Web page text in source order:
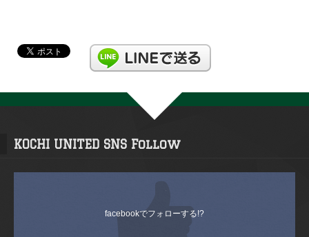
KOCHI UNITED SNS Follow
facebookでフォローする!?